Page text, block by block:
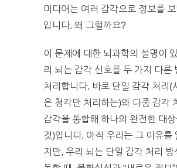
미디어는 여러 감각으로 정보를
입니다. 왜 그럴까요?
이 문제에 대한 뇌과학의 설명이
리 뇌는 감각 신호를 두 가지 다른
처리합니다. 바로 단일 감각 처리(
은 청각만 처리하는)와 다중 감각
감각을 통합해 하나의 완전한 대
것)입니다. 아직 우리는 그 이유를
지만, 우리 뇌는 단일 감각 처리 방